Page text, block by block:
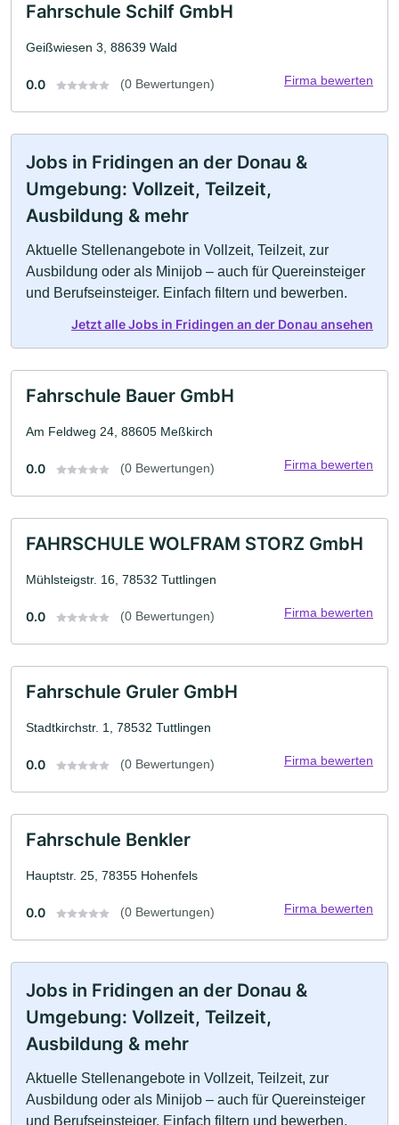
Fahrschule Schilf GmbH
Geißwiesen 3, 88639 Wald
0.0 (0 Bewertungen) Firma bewerten
Jobs in Fridingen an der Donau &
Umgebung: Vollzeit, Teilzeit,
Ausbildung & mehr
Aktuelle Stellenangebote in Vollzeit, Teilzeit, zur
Ausbildung oder als Minijob – auch für Quereinsteiger
und Berufseinsteiger. Einfach filtern und bewerben.
Jetzt alle Jobs in Fridingen an der Donau ansehen
Fahrschule Bauer GmbH
Am Feldweg 24, 88605 Meßkirch
0.0 (0 Bewertungen) Firma bewerten
FAHRSCHULE WOLFRAM STORZ GmbH
Mühlsteigstr. 16, 78532 Tuttlingen
0.0 (0 Bewertungen) Firma bewerten
Fahrschule Gruler GmbH
Stadtkirchstr. 1, 78532 Tuttlingen
0.0 (0 Bewertungen) Firma bewerten
Fahrschule Benkler
Hauptstr. 25, 78355 Hohenfels
0.0 (0 Bewertungen) Firma bewerten
Jobs in Fridingen an der Donau &
Umgebung: Vollzeit, Teilzeit,
Ausbildung & mehr
Aktuelle Stellenangebote in Vollzeit, Teilzeit, zur
Ausbildung oder als Minijob – auch für Quereinsteiger
und Berufseinsteiger. Einfach filtern und bewerben.